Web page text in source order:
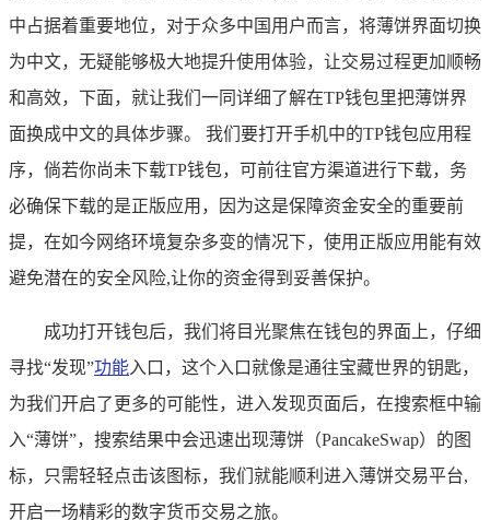
中占据着重要地位，对于众多中国用户而言，将薄饼界面切换
为中文，无疑能够极大地提升使用体验，让交易过程更加顺畅
和高效，下面，就让我们一同详细了解在TP钱包里把薄饼界
面换成中文的具体步骤。 我们要打开手机中的TP钱包应用程
序，倘若你尚未下载TP钱包，可前往官方渠道进行下载，务
必确保下载的是正版应用，因为这是保障资金安全的重要前
提，在如今网络环境复杂多变的情况下，使用正版应用能有效
避免潜在的安全风险,让你的资金得到妥善保护。
成功打开钱包后，我们将目光聚焦在钱包的界面上，仔细
寻找“发现”功能入口，这个入口就像是通往宝藏世界的钥匙，
为我们开启了更多的可能性，进入发现页面后，在搜索框中输
入“薄饼”，搜索结果中会迅速出现薄饼（PancakeSwap）的图
标，只需轻轻点击该图标，我们就能顺利进入薄饼交易平台,
开启一场精彩的数字货币交易之旅。